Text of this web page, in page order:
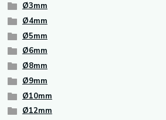
Ø3mm
Ø4mm
Ø5mm
Ø6mm
Ø8mm
Ø9mm
Ø10mm
Ø12mm